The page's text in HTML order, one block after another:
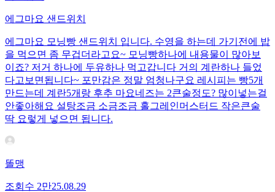
에그마요 샌드위치
에그마요 모닝빵 샌드위치 입니다. 수영을 하는데 가기전에 밥
을 먹으면 좀 무겁더라고요~ 모닝빵하나에 내용물이 많아보
이죠? 저거 하나에 두유하나 먹고갑니다 거의 계란하나 들었
다고보면됩니다~ 포만감은 정말 엄청나구요 레시피는 빵5개
만드는데 계란5개랑 후추 마요네즈는 2큰술정도? 많이넣는걸
안좋아해요 설탕조금 소금조금 홀그레인머스터드 작은큰술
딱 요렇게 넣으면 됩니다.
똘맹
조회수 2만25.08.29